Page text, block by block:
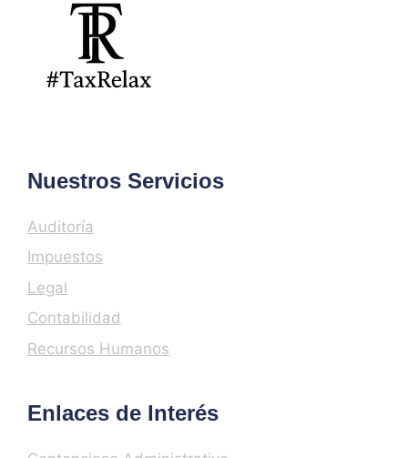
Nuestros Servicios
Auditoría
Impuestos
Legal
Contabilidad
Recursos Humanos
Enlaces de Interés